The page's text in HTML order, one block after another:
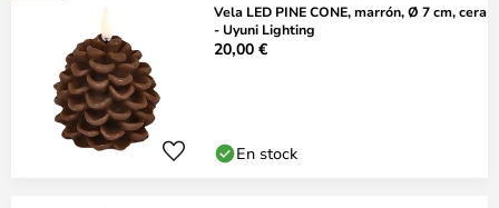
Vela LED PINE CONE, marrón, Ø 7 cm, cera
- Uyuni Lighting
20,00 €
En stock